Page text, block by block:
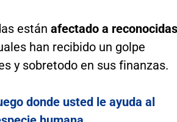
están afectado a reconocidas
han recibido un golpe
y sobretodo en sus finanzas.
donde usted le ayuda al